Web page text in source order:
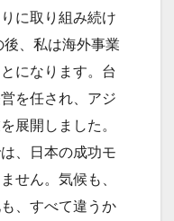
に取り組み続け
後、私は海外事業
になります。台
を任され、アジ
展開しました。
、日本の成功モ
せん。気候も、
、すべて違うか